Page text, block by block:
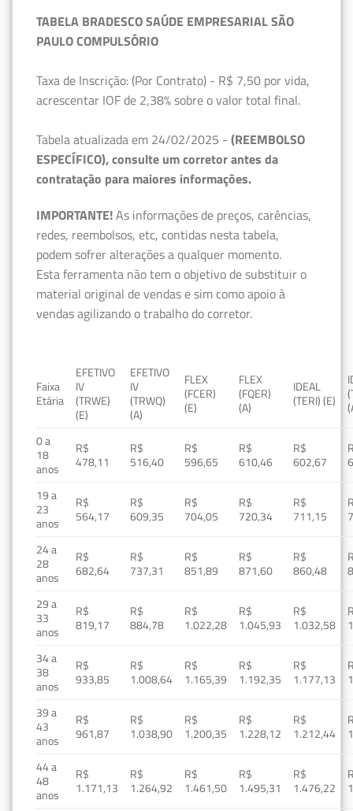
TABELA BRADESCO SAÚDE EMPRESARIAL SÃO
PAULO COMPULSÓRIO
Taxa de Inscrição: (Por Contrato) - R$ 7,50 por vida,
acrescentar IOF de 2,38% sobre o valor total final.
Tabela atualizada em 24/02/2025 - (REEMBOLSO
ESPECÍFICO), consulte um corretor antes da
contratação para maiores informações.
IMPORTANTE!As informações de preços, carências,
redes, reembolsos, etc, contidas nesta tabela,
podem sofrer alterações a qualquer momento.
Esta ferramenta não tem o objetivo de substituir o
material original de vendas e sim como apoio à
vendas agilizando o trabalho do corretor.
Faixa
Etária
EFETIVO
IV
(TRWE)
(E)
EFETIVO
IV
(TRWQ)
(A)
FLEX
(FCER)
(E)
FLEX
(FQER)
(A)
IDEAL
(TERI) (E)
0 a
18
anos
R$
478,11
R$
516,40
R$
596,65
R$
610,46
R$
602,67
19 a
23
anos
R$
564,17
R$
609,35
R$
704,05
R$
720,34
R$
711,15
24 a
28
anos
R$
682,64
R$
737,31
R$
851,89
R$
871,60
R$
860,48
29 a
33
anos
R$
819,17
R$
884,78
R$
1.022,28
R$
1.045,93
R$
1.032,58
34 a
38
anos
R$
933,85
R$
1.008,64
R$
1.165,39
R$
1.192,35
R$
1.177,13
39 a
43
anos
R$
961,87
R$
1.038,90
R$
1.200,35
R$
1.228,12
R$
1.212,44
44 a
48
anos
R$
1.171,13
R$
1.264,92
R$
1.461,50
R$
1.495,31
R$
1.476,22